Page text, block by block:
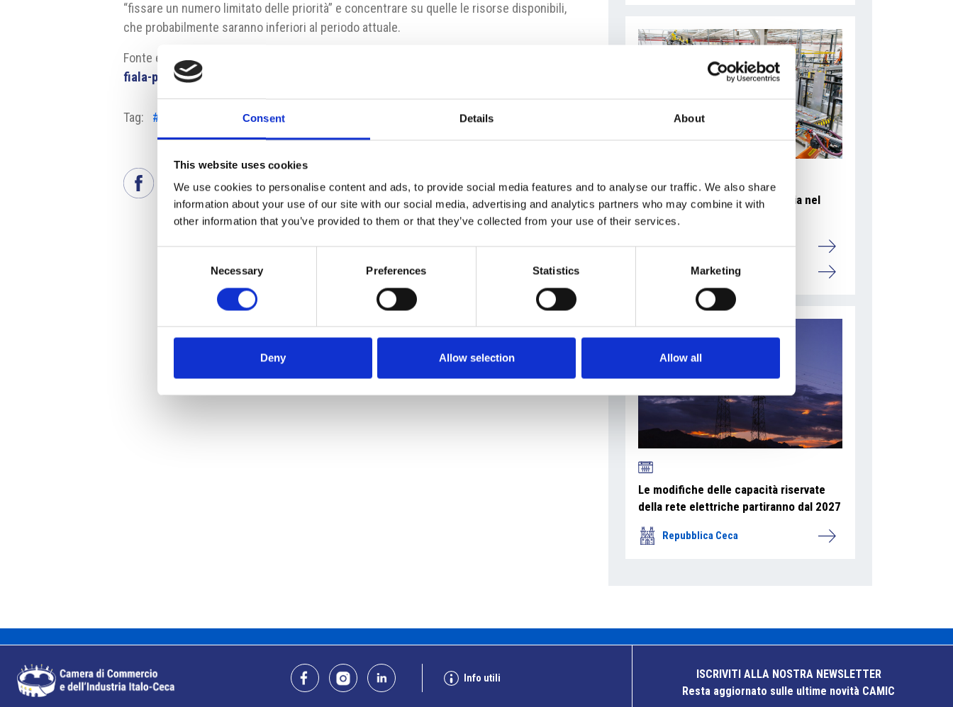
Consent Details About
This website uses cookies
We use cookies to personalise content and ads, to provide social media features and to analyse our traffic. We also share
information about your use of our site with our social media, advertising and analytics partners who may combine it with
other information that you’ve provided to them or that they’ve collected from your use of their services.
Necessary Preferences Statistics Marketing
Deny Allow selection Allow all
“fissare un numero limitato delle priorità” e concentrare su quelle le risorse disponibili,
che probabilmente saranno inferiori al periodo attuale.
Fonte e fonte fotografia:
fiala-po-zasedani-vvsi-cesko-musi-lepe-cilit-na-to–do-ceho-investuje–214356/
Tag: #Banca Nazionale di Sviluppo
Accelera la ripresa dell’industria nel
corso del primo semestre
Overview Economica
Repubblica Ceca
Le modifiche delle capacità riservate
della rete elettriche partiranno dal 2027
Repubblica Ceca
Info utili
ISCRIVITI ALLA NOSTRA NEWSLETTER
Resta aggiornato sulle ultime novità CAMIC